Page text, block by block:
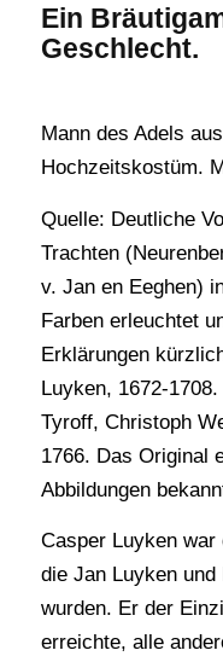
Ein
Geschlecht.
Mann des Adels
Hochzeitskostüm.
Quelle: Deutliche
Trachten
v. Jan en Eeghen)
Farben erleuchtet
Erklärungen
Luyken, 1672-
Tyroff, Christoph
1766. Das Original
Abbildungen
Casper Luyken
die Jan Luyken und
wurden. Er der
erreichte, alle